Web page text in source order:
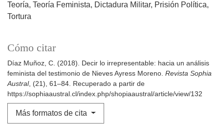
Teoría Teoría Feminista Dictadura Militar Prisión Política
Tortura
Cómo citar
Díaz Muñoz, C. (2018). Decir lo irrepresentable: hacia un análisis
feminista del testimonio de Nieves Ayress Moreno. Revista Sophia
Austral, (21), 61–84. Recuperado a partir de
https://sophiaaustral.cl/index.php/shopiaaustral/article/view/132
Más formatos de cita